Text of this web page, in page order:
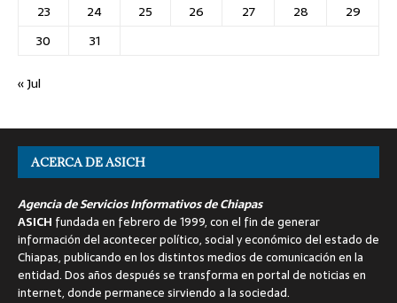
23
24 25 26 27 28
29
30
31
« Jul
ACERCA DE ASICH
Agencia de Servicios Informativos de Chiapas
ASICH fundada en febrero de 1999, con el fin de generar
información del acontecer político, social y económico del estado de
Chiapas, publicando en los distintos medios de comunicación en la
entidad. Dos años después se transforma en portal de noticias en
internet, donde permanece sirviendo a la sociedad.